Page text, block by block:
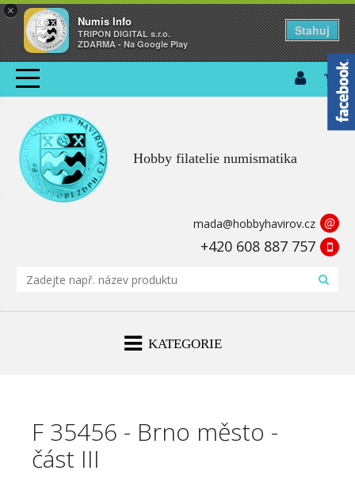
×
Numis Info
TRIPON DIGITAL s.r.o.
ZDARMA - Na Google Play
Stahuj
Hobby filatelie numismatika
mada@hobbyhavirov.cz @
+420 608 887 757
KATEGORIE
F 35456 - Brno město -
část III